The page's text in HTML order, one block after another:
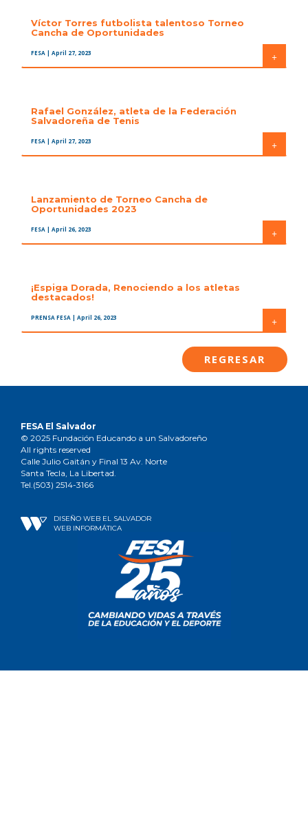
Víctor Torres futbolista talentoso Torneo
Cancha de Oportunidades
FESA | April 27, 2023 +
Rafael González, atleta de la Federación
Salvadoreña de Tenis
FESA | April 27, 2023 +
Lanzamiento de Torneo Cancha de
Oportunidades 2023
FESA | April 26, 2023 +
¡Espiga Dorada, Renociendo a los atletas
destacados!
PRENSA FESA | April 26, 2023 +
REGRESAR
FESA El Salvador
© 2025 Fundación Educando a un Salvadoreño
All rights reserved
Calle Julio Gaitán y Final 13 Av. Norte
Santa Tecla, La Libertad.
Tel.(503) 2514-3166
DISEÑO WEB EL SALVADOR
WEB INFORMÁTICA